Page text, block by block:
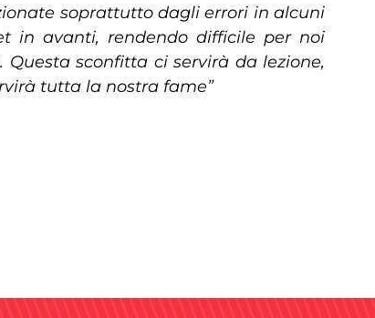
soprattutto dagli errori in alcuni
in avanti, rendendo difficile per noi
sconfitta ci servirà da lezione,
tutta la nostra fame”